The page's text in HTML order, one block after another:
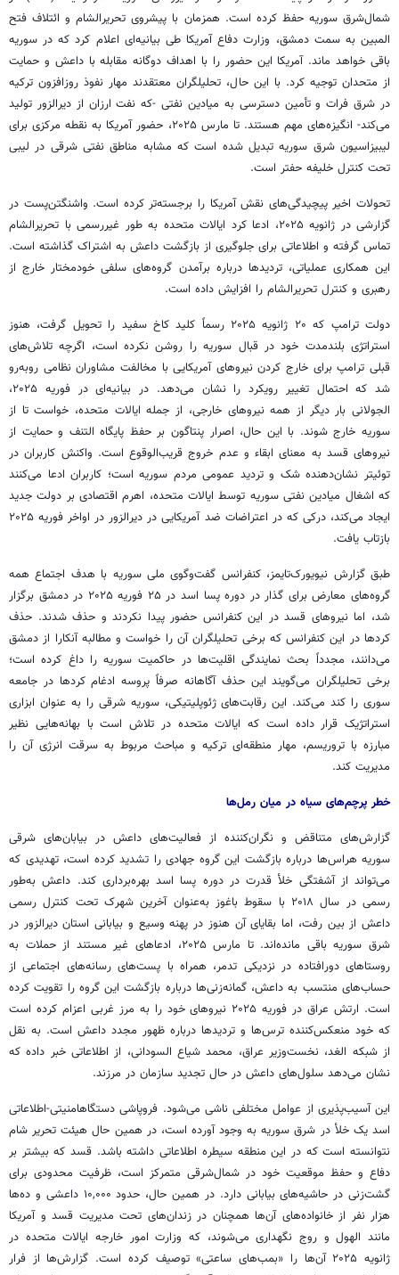
شمال‌شرق سوریه حفظ کرده است. همزمان با پیشروی تحریرالشامو ائتلاف فتح
المبین به سمت دمشق، وزارت دفاع آمریکا طی بیانیه‌ای اعلام کرد که در سوریه
باقی خواهد ماند. آمریکا این حضور را با اهداف دوگانه مقابله با داعش و حمایت
از متحدان توجیه کرد. با این حال، تحلیلگران معتقدند مهار نفوذ روزافزون ترکیه
در شرق فرات و تأمین دسترسی به میادین نفتی -که نفت ارزان از دیرالزور تولید
می‌کند- انگیزه‌های مهم هستند. تا مارس ۲۰۲۵، حضور آمریکا به نقطه مرکزی برای
لیبیزاسیون شرق سوریه تبدیل شده است که مشابه مناطق نفتی شرقی در لیبی
تحت کنترل خلیفه حفتر است.
تحولات اخیر پیچیدگی‌های نقش آمریکا را برجسته‌تر کرده است. واشنگتن‌پست در
گزارشی در ژانویه ۲۰۲۵، ادعا کرد ایالات متحده به طور غیررسمی با
تحریرالشام
تماس گرفته و اطلاعاتی برای جلوگیری از بازگشت داعش به اشتراک گذاشته است.
این همکاری عملیاتی، تردیدها درباره برآمدن گروه‌های سلفی خودمختار خارج از
رهبری و کنترل تحریرالشام را افزایش داده است.
دولت ترامپ که ۲۰ ژانویه ۲۰۲۵ رسماً کلید کاخ سفید را تحویل گرفت، هنوز
استراتژی بلندمدت خود در قبال سوریه را روشن نکرده است، اگرچه تلاش‌های
قبلی ترامپ برای خارج کردن نیروهای آمریکایی با مخالفت مشاوران نظامی روبه‌رو
شد که احتمال تغییر رویکرد را نشان می‌دهد. در بیانیه‌ای در فوریه ۲۰۲۵،
الجولانی بار دیگر از همه نیروهای خارجی، از جمله ایالات متحده، خواست تا از
سوریه خارج شوند. با این حال، اصرار پنتاگون بر حفظ پایگاه التنف و حمایت از
نیروهایقسد به معنای ابقاء و عدم خروج قریب‌الوقوع است. واکنش کاربران در
توئیتر نشان‌دهنده شک و تردید عمومی مردم سوریه است؛ کاربران ادعا می‌کنند
که اشغال میادین نفتی سوریه توسط ایالات متحده، اهرم اقتصادی بر دولت جدید
ایجاد می‌کند، درکی که در اعتراضات ضد آمریکایی در دیرالزور در اواخر فوریه ۲۰۲۵
بازتاب یافت.
طبق گزارش نیویورک‌تایمز، کنفرانس گفت‌وگوی ملی سوریه با هدف اجتماع همه
گروه‌های معارض برای گذار در دورهپسا
اسد در ۲۵ فوریه ۲۰۲۵ در دمشق برگزار
شد، اما نیروهای قسددر این کنفرانس حضور پیدا نکردند و حذف شدند. حذف
کردها در این کنفرانس که برخی تحلیلگران آن را خواست و مطالبه آنکارا از دمشق
می‌دانند، مجدداً بحث نمایندگی اقلیت‌ها در حاکمیت سوریه را داغ کرده است؛
برخی تحلیلگران می‌گویند این حذف آگاهانه صرفاً پروسه ادغام کردها در جامعه
سوری را کند می‌کند. این رقابت‌های ژئوپلیتیکی، سوریه شرقی را به عنوان ابزاری
استراتژیک قرار داده است که ایالات متحده در تلاش است با بهانه‌هایی نظیر
مبارزه با تروریسم، مهار منطقه‌ای ترکیه و مباحث مربوط به سرقت انرژی آن را
مدیریت کند.
خطر پرچم‌های سیاه در میان رمل‌ها
گزارش‌های متناقض و نگران‌کننده از فعالیت‌های داعش در بیابان‌های شرقی
سوریه هراس‌ها درباره بازگشت این گروه جهادی را تشدید کرده است، تهدیدی که
می‌تواند از آشفتگی خلأ قدرت در دوره پسا اسد بهره‌برداری کند. داعش به‌طور
رسمی در سال ۲۰۱۸ با سقوط
باغوز به‌عنوان آخرین شهرک تحت کنترل رسمی
داعش از بین رفت، اما بقایای آن هنوز در پهنه وسیع و بیابانی استان دیرالزور در
شرق سوریه باقی مانده‌اند. تا مارس ۲۰۲۵، ادعاهای غیر مستند از حملات به
روستاهای دورافتاده در نزدیکی تدمر، همراه با پست‌های رسانه‌های اجتماعی از
حساب‌های منتسب به داعش، گمانه‌زنی‌ها درباره بازگشت این گروه را تقویت کرده
است. ارتش عراق در فوریه ۲۰۲۵ نیروهای خود را به مرز غربی اعزام کرده است
که خود منعکس‌کننده ترس‌ها و تردیدها درباره ظهور مجدد داعش است. به نقل
از شبکه الغد، نخست‌وزیر عراق، محمدشیاع السودانی، از اطلاعاتی خبر داده که
نشان می‌دهد سلول‌های داعش در حال تجدید سازمان در مرزند.
این آسیب‌پذیری از عوامل مختلفی ناشی می‌شود. فروپاشی دستگاهامنیتی-اطلاعاتی
اسد یک خلأ در شرق سوریه به وجود آورده است، در همین حال هیئت تحریر شام
نتوانسته است که در این منطقه سیطره اطلاعاتی داشته باشد. قسدکه بیشتر بر
دفاع و حفظ موقعیت خود در شمال‌شرقی متمرکز است، ظرفیت محدودی برای
گشت‌زنی در حاشیه‌های بیابانی دارد. در همین حال، حدود ۱۰,۰۰۰
داعشی و ده‌ها
هزار نفر از خانواده‌های آن‌ها همچنان در زندان‌های تحت مدیریت قسد و آمریکا
مانند الهولو روج نگهداری می‌شوند، که وزارت امور خارجه ایالات متحده در
ژانویه ۲۰۲۵ آن‌ها را «بمب‌های ساعتی» توصیف کرده است. گزارش‌ها از فرار